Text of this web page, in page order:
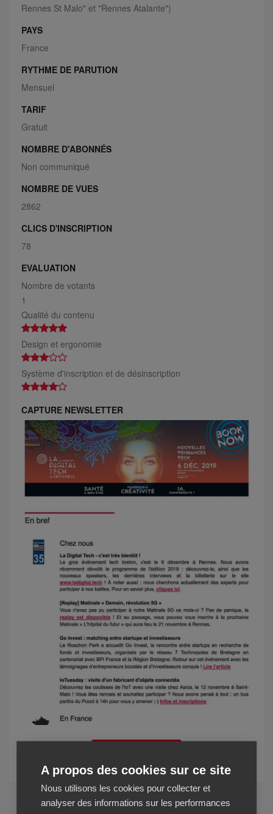
Rennes St Malo" et "Rennes Atalante")
PAYS
France
RYTHME DE PARUTION
Mensuel
TARIF
Gratuit
NOMBRE D'ABONNÉS
Non communiqué
NOMBRE DE VUES
2862
CLICS D'INSCRIPTION
78
EVALUATION
Nombre de votants
1
Qualité du contenu
Design et ergonomie
Système d'inscription et de désinscription
CAPTURE NEWSLETTER
A propos des cookies sur ce site
Nous utilisons les cookies pour collecter et
analyser des informations sur les performances